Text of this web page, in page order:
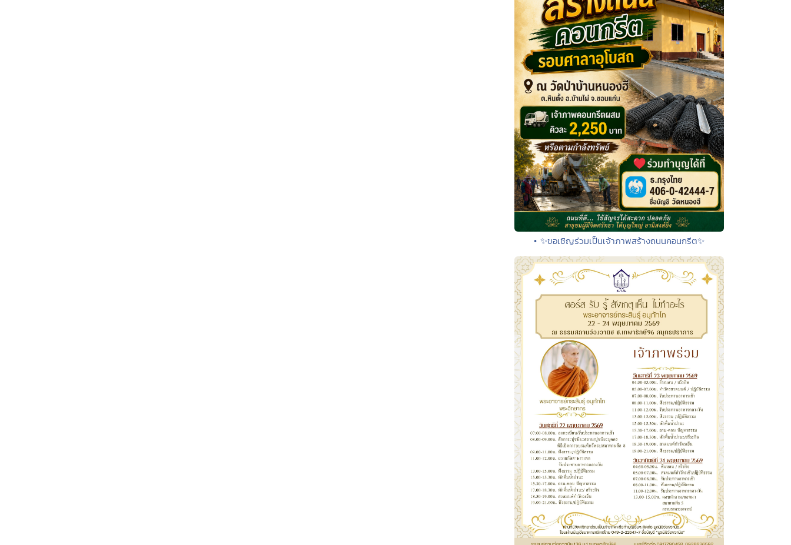
• ✨ขอเชิญร่วมเป็นเจ้าภาพสร้างถนนคอนกรีต✨